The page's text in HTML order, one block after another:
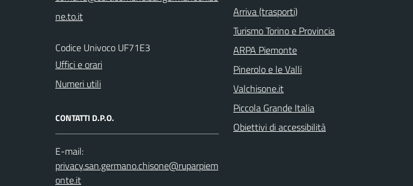
Codice Univoco UF71E3
Uffici e orari
Numeri utili
CONTATTI D.P.O.
E-mail:
Arriva (trasporti)
Turismo Torino e Provincia
ARPA Piemonte
Pinerolo e le Valli
Valchisone.it
Piccola Grande Italia
Obiettivi di accessibilità